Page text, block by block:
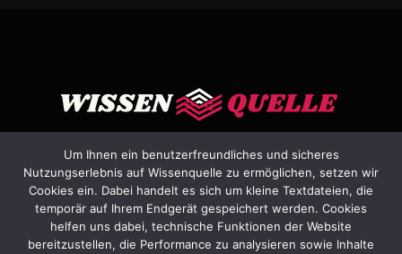
Facebook
X
(Twitter)
InstagramPinterestYouTube Dribbble
Um Ihnen ein benutzerfreundliches und sicheres
Nutzungserlebnis auf Wissenquelle zu ermöglichen, setzen wir
Cookies ein. Dabei handelt es sich um kleine Textdateien, die
temporär auf Ihrem Endgerät gespeichert werden. Cookies
helfen uns dabei, technische Funktionen der Website
bereitzustellen, die Performance zu analysieren sowie Inhalte